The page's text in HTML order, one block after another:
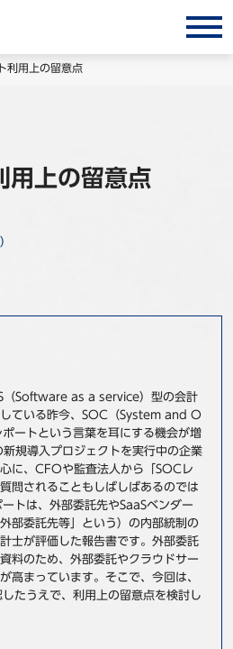
リューション
リューション
事例
ミナ−
ュース
い合わせ
利用上の留意点
用上の留意点
（Software as a service）型の会計
ている昨今、SOC（System and O
ートという言葉を耳にする機会が増
新規導入プロジェクトを実行中の企業
に、CFOや監査法人から「SOCレ
問されることもしばしばあるのでは
トは、外部委託先やSaaSベンダー
部委託先等」という）の内部統制の
士が評価した報告書です。外部委託
料のため、外部委託やクラウドサー
高まっています。そこで、今回は、
たうえで、利用上の留意点を検討し